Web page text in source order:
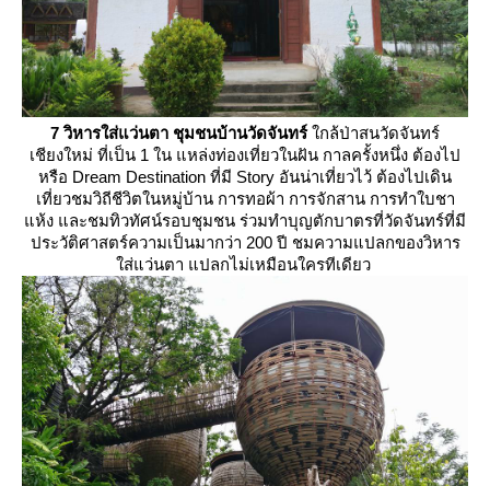
7 วิหารใส่แว่นตา ชุมชนบ้านวัดจันทร์กล้ป่าสนวัดจันทร์
เชียงใหม่ ที่เป็น 1 ใน แหล่งท่องเที่ยวในฝัน กาลครั้งหนึ่ง ต้องไป
หรือ Dream Destination ที่มี Story อันน่าเที่ยวไว้ ต้องไปเดิน
เที่ยวชมวิถีชีวิตในหมู่บ้าน การทอผ้า การจักสาน การทำใบชา
ห้ง และชมทิวทัศน์รอบชุมชน ร่วมทำบุญตักบาตรที่วัดจันทร์ที่มี
ประวัติศาสตร์ความเป็นมากว่า 200 ปี ชมความแปลกของวิหาร
ส่แว่นตา แปลกไม่เหมือนใครทีเดียว